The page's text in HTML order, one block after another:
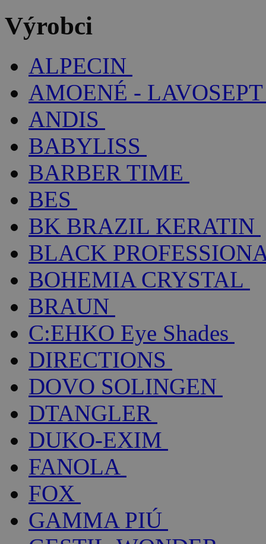
Výrobci
ALPECIN
AMOENÉ - LAVOSEPT
ANDIS
BABYLISS
BARBER TIME
BES
BK BRAZIL KERATIN
BLACK
BOHEMIA CRYSTAL
BRAUN
C:EHKO Eye Shades
DIRECTIONS
DOVO SOLINGEN
DTANGLER
DUKO-EXIM
FANOLA
FOX
GAMMA PIÚ